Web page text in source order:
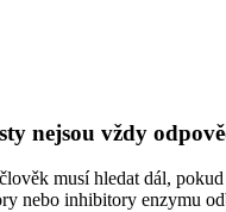
nejsou vždy
musí hledat dál,
nebo inhibitory enzymu